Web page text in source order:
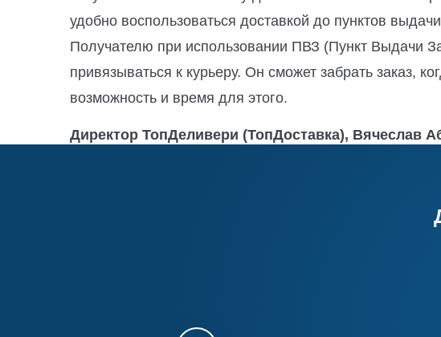
удобно воспользоваться доставкой до пунктов
Получателю при использовании ПВЗ (Пункт Выдачи
привязываться к курьеру. Он сможет забрать заказ,
возможность и время для этого.
Директор ТопДеливери (ТопДоставка), Вячеслав